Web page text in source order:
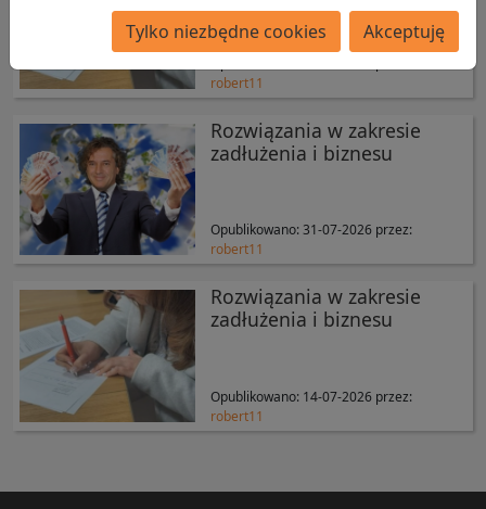
robert11
Rozwiązania w zakresie
zadłużenia i biznesu
Opublikowano:31-07-2026 przez:
robert11
Rozwiązania w zakresie
zadłużenia i biznesu
Opublikowano: 14-07-2026 przez:
robert11
Tylko niezbędne cookies Akceptuję